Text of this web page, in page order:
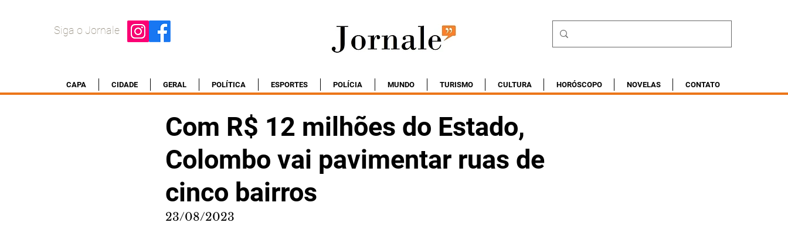
Siga o Jornale
CAPA CIDADE GERAL POLÍTICA ESPORTES POLÍCIA MUNDO TURISMO CULTURA HORÓSCOPO NOVELAS CONTATO
Com R$ 12 milhões do Estado,
Colombo vai pavimentar ruas de
cinco bairros
23/08/2023